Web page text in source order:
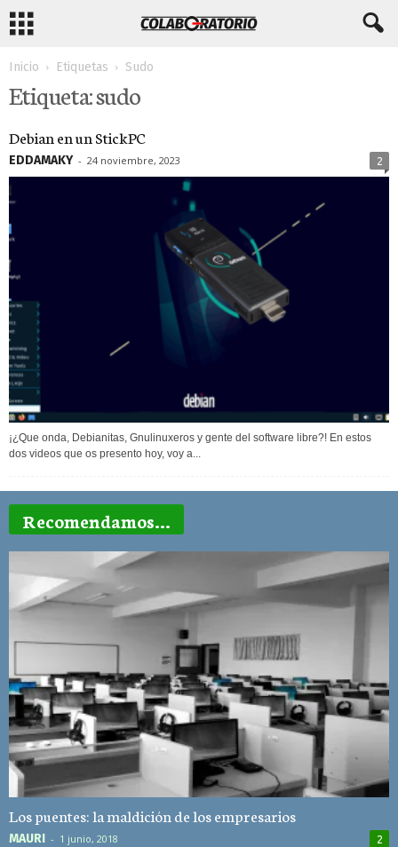
Inicio Etiquetas Sudo
Etiqueta: sudo
Debian en un StickPC
EDDAMAKY - 24 noviembre, 2023 2
¡¿Que onda, Debianitas, Gnulinuxeros y gente del software libre?! En estos
dos videos que os presento hoy, voy a...
Recomendamos...
Los puentes: la maldición de los empresarios
MAURI - 1 junio, 2018 2